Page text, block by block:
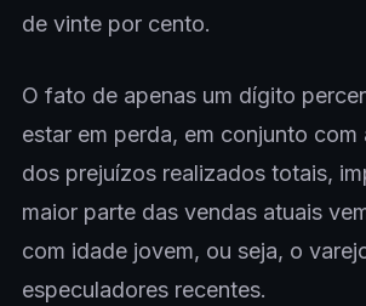
de vinte por cento.
O fato de apenas um dígito
estar em perda, em conjunto com
dos prejuízos realizados totais,
maior parte das vendas atuais
com idade jovem, ou seja, o
especuladores recentes.